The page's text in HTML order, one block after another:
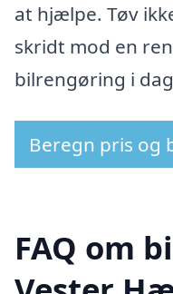
at hjælpe. Tøv
skridt mod en
bilrengøring i
Beregn pris og
FAQ om